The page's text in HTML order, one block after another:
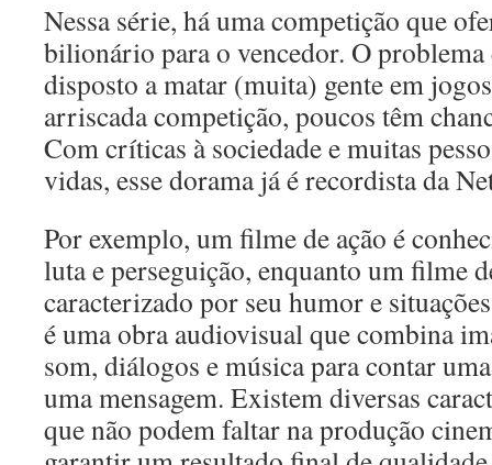
Nessa série, há uma competição que
bilionário para o vencedor. O problema
disposto a matar (muita) gente em
arriscada competição, poucos têm
Com críticas à sociedade e muitas
vidas, esse dorama já é recordista da
Por exemplo, um filme de ação é
luta e perseguição, enquanto um filme
caracterizado por seu humor e
é uma obra audiovisual que combina
som, diálogos e música para contar
uma mensagem. Existem diversas
que não podem faltar na produção